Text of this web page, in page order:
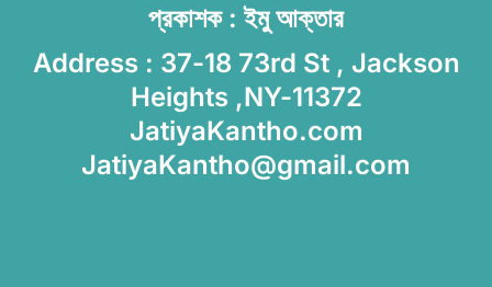
প্রকাশক : ইমু আক্তার
Address : 37-18 73rd St , Jackson
Heights ,NY-11372
JatiyaKantho.com
JatiyaKantho@gmail.com